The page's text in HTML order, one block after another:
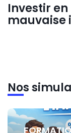
Investir
mauvaise
Nos